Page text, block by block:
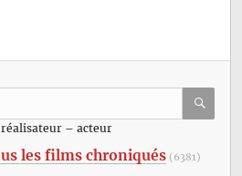
– acteur
les films chroniqués (6381)